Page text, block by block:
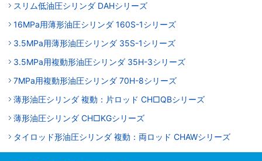
スリム低油圧シリンダ DAHシリーズ
16MPa用薄形油圧シリンダ 160S-1シリーズ
3.5MPa用薄形油圧シリンダ 35S-1シリーズ
3.5MPa用複動形油圧シリンダ 35H-3シリーズ
7MPa用複動形油圧シリンダ 70H-8シリーズ
薄形油圧シリンダ 複動：片ロッド CH□QBシリーズ
薄形油圧シリンダ CH□KGシリーズ
タイロッド形油圧シリンダ 複動：両ロッド CHAWシリーズ